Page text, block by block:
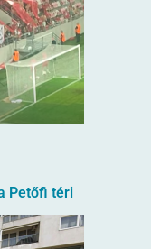
Petőfi téri